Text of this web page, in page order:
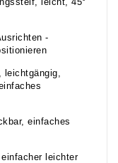
leicht, 45°
-
leichtgängig,
einfaches
leichter